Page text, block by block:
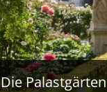
Die Palastgärten